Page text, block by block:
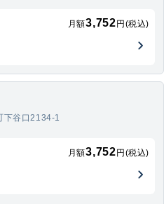
月額3,752 円(税込)
下谷口2134-1
月額3,752 円(税込)